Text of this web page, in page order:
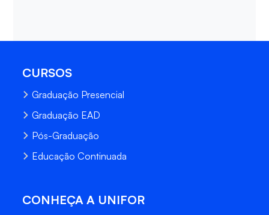
CURSOS
Graduação Presencial
Graduação EAD
Pós-Graduação
Educação Continuada
CONHEÇA A UNIFOR